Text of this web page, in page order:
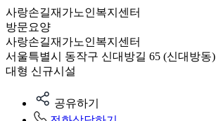
사랑손길재가노인복지센터
방문요양
사랑손길재가노인복지센터
서울특별시 동작구 신대방길 65 (신대방동)
대형 신규시설
공유하기